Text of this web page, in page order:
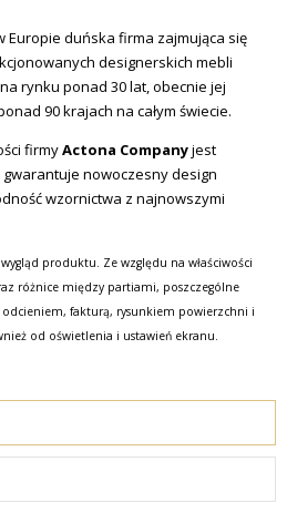
Europie duńska firma zajmująca się
designerskich mebli
rynku ponad 30 lat, obecnie jej
90 krajach na całym świecie.
firmyActona Companyjest
nowoczesny design
wzornictwa z najnowszymi
produktu. Ze względu na właściwości
różnice między partiami, poszczególne
fakturą, rysunkiem powierzchni i
od oświetlenia i ustawień ekranu.